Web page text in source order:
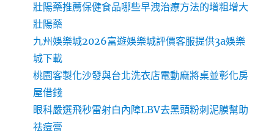
壯陽藥推薦保健食品哪些早洩治療方法的增粗增大
壯陽藥
九州娛樂城2026富遊娛樂城評價客服提供3a娛樂
城下載
桃園客製化沙發與台北洗衣店電動麻將桌並彰化房
屋借錢
眼科嚴選飛秒雷射白內障LBV去黑頭粉刺泥膜幫助
祛痘膏